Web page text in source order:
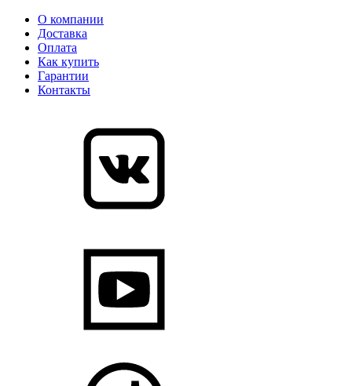
О компании
Доставка
Оплата
Как купить
Гарантии
Контакты